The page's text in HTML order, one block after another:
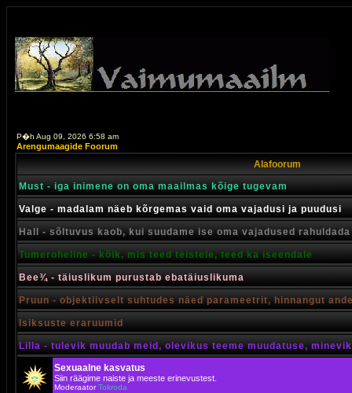
P�h Aug 09, 2026 6:58 am
Arengumaagide Foorum
Alafoorum
Must - iga inimene on oma maailmas kõige tugevam
Valge - madalam näeb kõrgemas vaid oma vajadusi ja puudusi
Hall - sõltuvus kaob, kui suudame ise oma vajadused rahuldada
Tumeroheline - kõik, mis teed teistele, teed ka iseendale
Bee¾ - täiuslikum purustab ebatäiuslikuma
Pruun - objektiivselt suhtudes näed parameetrit, hinnangut
Isiksuste eraruumid
Lilla - tulevik muudab meid, olevikus teeme muudatuse,
Sexuaalne kasvatus
Siin räägime naiste ja meeste erinevustest.
ModeraatorTokroda